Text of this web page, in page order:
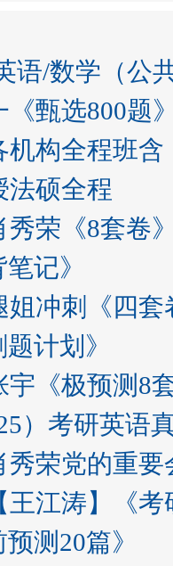
语/数学（公
《甄选800题
机构全程班
法硕全程
秀荣《8套卷
记》
姐冲刺《四
计划》
宇《极预测8
）考研英语
秀荣党的重
王江涛】《
测20篇》